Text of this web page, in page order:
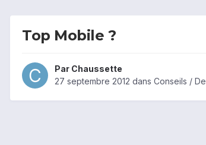
Top Mobile ?
Par Chaussette
27 septembre 2012 dans Conseils /